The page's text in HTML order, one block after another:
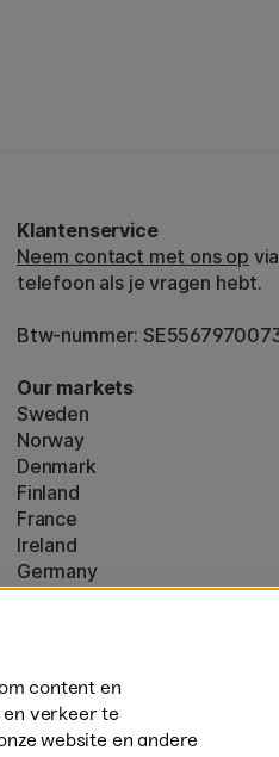
Klantenservice
Neem contact met ons op
telefoon als je vragen hebt.
Btw-nummer:
Our markets
Sweden
Norway
Denmark
Finland
France
Ireland
Germany
UK
volumineuze producten.
content en
verkeer te
website en andere